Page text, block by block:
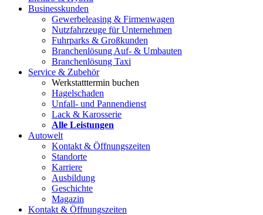
Businesskunden
Gewerbeleasing & Firmenwagen
Nutzfahrzeuge für Unternehmen
Fuhrparks & Großkunden
Branchenlösung Auf- & Umbauten
Branchenlösung Taxi
Service & Zubehör
Werkstatttermin buchen
Hagelschaden
Unfall- und Pannendienst
Lack & Karosserie
Alle Leistungen
Autowelt
Kontakt & Öffnungszeiten
Standorte
Karriere
Ausbildung
Geschichte
Magazin
Kontakt & Öffnungszeiten